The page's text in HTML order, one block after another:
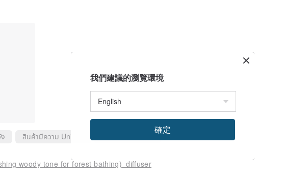
สินค้ามีความ Unique
woody tone for forest bathing)_diffuser
我們建議的瀏覽環境
確定